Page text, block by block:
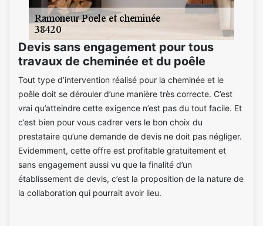
Devis sans engagement pour tous
travaux de cheminée et du poêle
Tout type d’intervention réalisé pour la cheminée et le
poêle doit se dérouler d’une manière très correcte. C’est
vrai qu’atteindre cette exigence n’est pas du tout facile. Et
c’est bien pour vous cadrer vers le bon choix du
prestataire qu’une demande de devis ne doit pas négliger.
Evidemment, cette offre est profitable gratuitement et
sans engagement aussi vu que la finalité d’un
établissement de devis, c’est la proposition de la nature de
la collaboration qui pourrait avoir lieu.